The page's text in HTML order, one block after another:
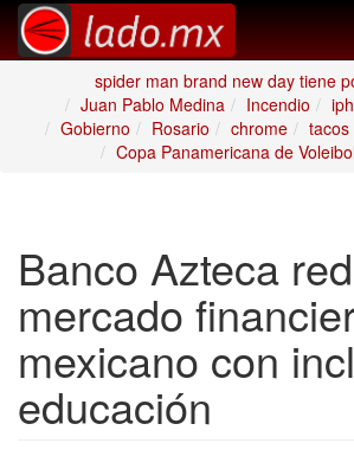
spider man brand new day tiene
Juan Pablo Medina
Incendio
Gobierno
Rosario chrome tacos
Copa Panamericana de
Banco Azteca
mercado
mexicano con
educación